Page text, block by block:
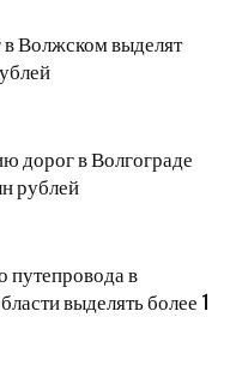
Волжском выделят
дорог в Волгограде
рублей
путепровода в
выделять более 1